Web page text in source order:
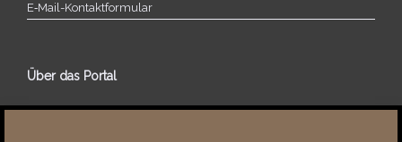
E‑Mail-​​Kontaktformular
Über das Portal
Über dieses Portal